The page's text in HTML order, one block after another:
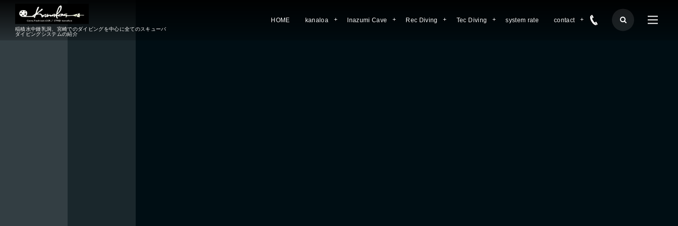
稲積水中鍾乳洞、宮崎でのダイビングを中心に全てのスキューバ
ダイビングシステムの紹介
HOME kanaloa Inazumi Cave Rec Diving Tec Diving system rate contact